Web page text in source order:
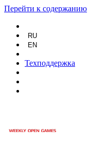
Перейти к содержанию
RU
EN
Техподдержка